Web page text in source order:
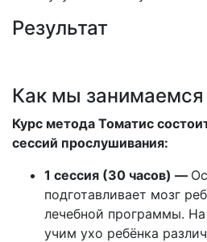
Результат
Как мы занимаемся
Курс метода Томатис
сессий прослушивания:
1 сессия (30 часов) —
подготавливает мозг
лечебной программы.
учим ухо ребёнка